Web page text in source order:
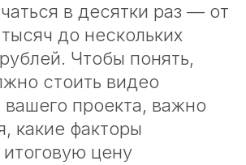
в десятки раз — от
до нескольких
Чтобы понять,
стоить видео
проекта, важно
какие факторы
цену